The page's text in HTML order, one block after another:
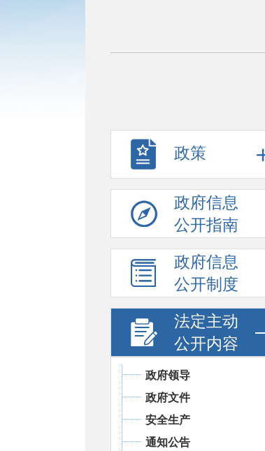
政策
政府信息
公开指南
政府信息
公开制度
法定主动
公开内容
政府领导
政府文件
安全生产
通知公告